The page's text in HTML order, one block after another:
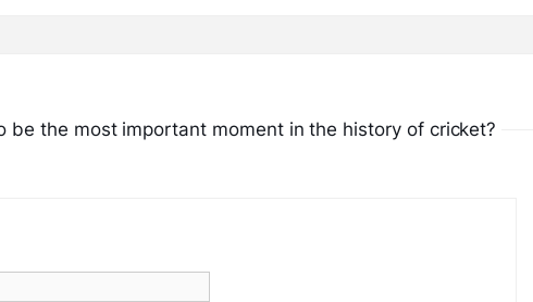
be the most important moment in the history of cricket?